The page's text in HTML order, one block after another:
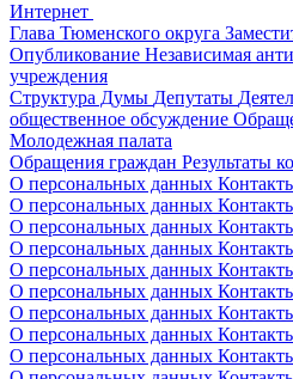
Интернет
Глава Тюменского округа
Опубликование Независимая
учреждения
Структура Думы Депутаты
общественное обсуждение
Молодежная палата
Обращения граждан Результаты
О персональных данных
О персональных данных
О персональных данных
О персональных данных
О персональных данных
О персональных данных
О персональных данных
О персональных данных
О персональных данных